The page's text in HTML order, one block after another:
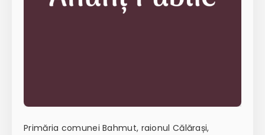
Primăria comunei Bahmut, raionul Călărași,